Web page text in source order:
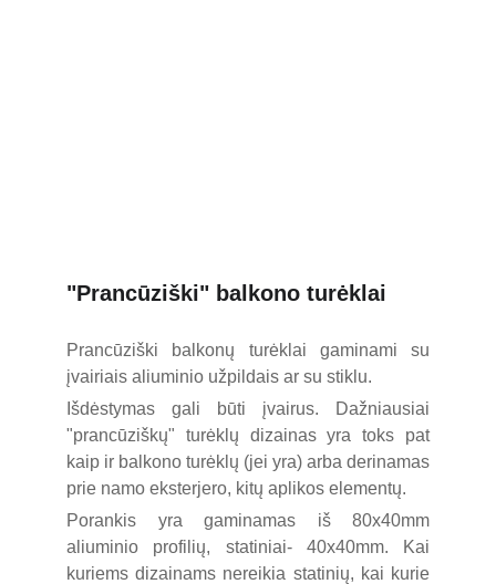
"Prancūziški" balkono turėklai
Prancūziški balkonų turėklai gaminami su
įvairiais aliuminio užpildais ar su stiklu.
Išdėstymas gali būti įvairus. Dažniausiai
"prancūziškų" turėklų dizainas yra toks pat
kaip ir balkono turėklų (jei yra) arba derinamas
prie namo eksterjero, kitų aplikos elementų.
Porankis yra gaminamas iš 80x40mm
aliuminio profilių, statiniai- 40x40mm. Kai
kuriems dizainams nereikia statinių, kai kurie